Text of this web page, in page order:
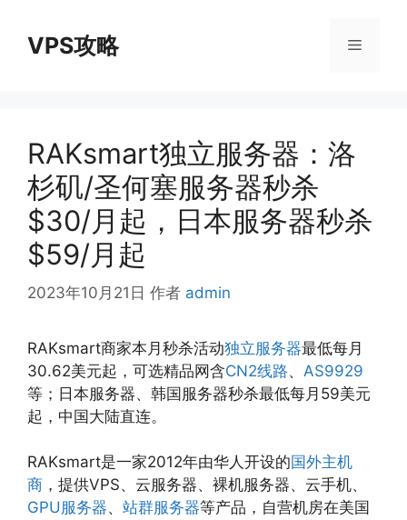
VPS攻略 菜
RAKsmart独立服务器：洛
杉矶/圣何塞服务器秒杀
$30/月起，日本服务器秒杀
$59/月起
2023年10月21日 作者 admin
RAKsmart商家本月秒杀活动独立服务器最低每月
30.62美元起，可选精品网含CN2线路、 AS9929
等；日本服务器、韩国服务器秒杀最低每月59美元
起，中国大陆直连。
RAKsmart是一家2012年由华人开设的国外主机
商 ，提供VPS、云服务器、裸机服务器、云手机、
GPU服务器、 站群服务器等产品，自营机房在美国